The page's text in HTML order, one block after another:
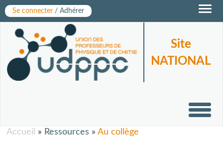
Se connecter / Adhérer
Toggle
Site
NATIONAL
Accueil » Ressources » Au collège